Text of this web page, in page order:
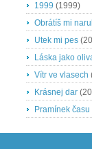
1999 (1999)
Obrátíš mi
Utek mi pes
Láska jako
Vítr ve vlasech
Krásnej dar
Pramínek času